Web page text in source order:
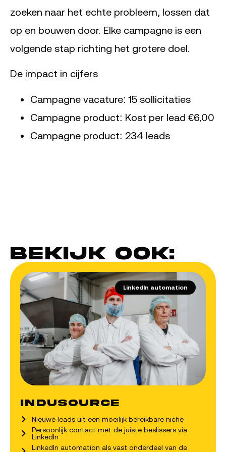
zoeken naar het echte probleem, lossen dat
op en bouwen door. Elke campagne is een
volgende stap richting het grotere doel.
De impact in cijfers
Campagne vacature: 15 sollicitaties
Campagne product: Kost per lead €6,00
Campagne product: 234 leads
Bekijk ook:
Indusource
Nieuwe leads uit een moeilijk bereikbare niche
Persoonlijk contact met de juiste beslissers via
LinkedIn
LinkedIn automation als vast onderdeel van de
LinkedIn automation